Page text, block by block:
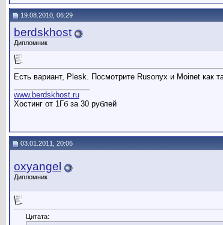
19.08.2010, 06:29
berdskhost
Дипломник
Есть вариант, Plesk. Посмотрите Rusonyx и Moinet как
www.berdskhost.ru
Хостинг от 1Гб за 30 рублей
03.01.2011, 20:06
oxyangel
Дипломник
Цитата: